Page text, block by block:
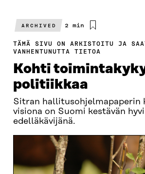
ARCHIVED
Arvioitu
2 min
TÄMÄ SIVU ON ARKISTOITU JA
VANHENTUNUTTA TIETOA
Kohti
politiikkaa
Sitran hallitusohjelmapaperin
visiona on Suomi kestävän
edelläkävijänä.